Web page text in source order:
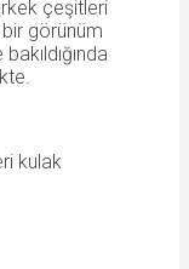
çeşitleri
görünüm